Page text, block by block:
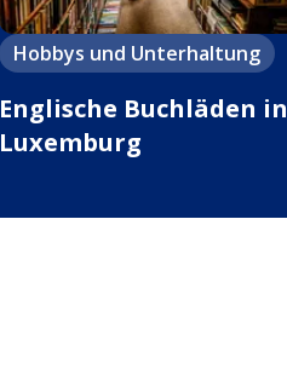
Hobbys und Unterhaltung
Englische Buchläden in
Luxemburg